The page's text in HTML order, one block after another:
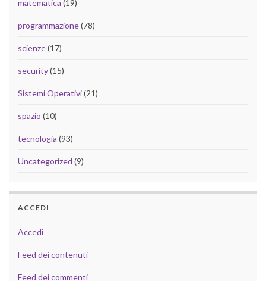
matematica (19)
programmazione(78)
scienze(17)
security(15)
Sistemi Operativi(21)
spazio (10)
tecnologia (93)
Uncategorized (9)
ACCEDI
Accedi
Feed dei contenuti
Feed dei commenti